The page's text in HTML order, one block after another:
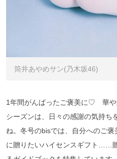
筒井あやめサン(乃木坂46)
1年間がんばったご褒美に♡ 華や
シーズンは、日々の感謝の気持ち
ね。冬号のbisでは、自分へのご
に贈りたいハイセンスギフト……